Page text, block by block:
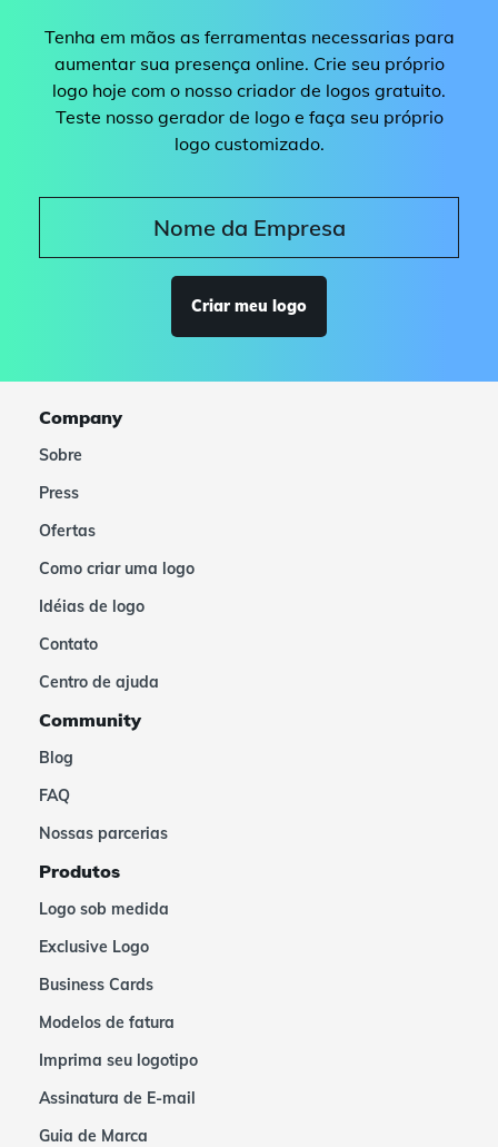
Tenha em mãos as ferramentas necessarias para
aumentar sua presença online. Crie seu próprio
logo hoje com o nosso criador de logos gratuito.
Teste nosso gerador de logo e faça seu próprio
logo customizado.
Criar meu logo
Company
Sobre
Press
Ofertas
Como criar uma logo
Idéias de logo
Contato
Centro de ajuda
Community
Blog
FAQ
Nossas parcerias
Produtos
Logo sob medida
Exclusive Logo
Business Cards
Modelos de fatura
Imprima seu logotipo
Assinatura de E-mail
Guia de Marca